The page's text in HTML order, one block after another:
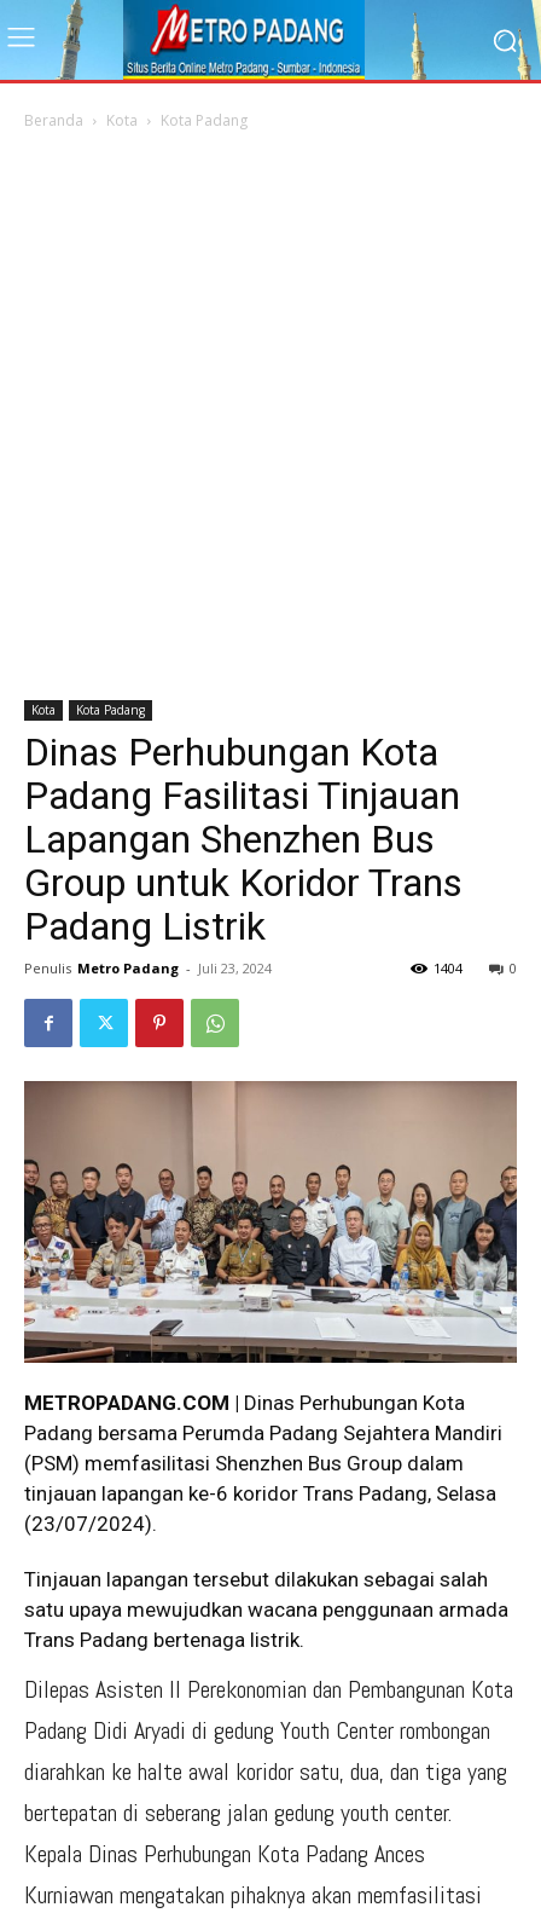
Beranda Kota Kota Padang
Kota Kota Padang
Dinas Perhubungan Kota
Padang Fasilitasi Tinjauan
Lapangan Shenzhen Bus
Group untuk Koridor Trans
Padang Listrik
Penulis Metro Padang - Juli 23, 2024 0
1404
METROPADANG.COM | Dinas Perhubungan Kota
Padang bersama Perumda Padang Sejahtera Mandiri
(PSM) memfasilitasi Shenzhen Bus Group dalam
tinjauan lapangan ke-6 koridor Trans Padang, Selasa
(23/07/2024).
Tinjauan lapangan tersebut dilakukan sebagai salah
satu upaya mewujudkan wacana penggunaan armada
Trans Padang bertenaga listrik.
Dilepas Asisten II Perekonomian dan Pembangunan Kota
Padang Didi Aryadi di gedung Youth Center rombongan
diarahkan ke halte awal koridor satu, dua, dan tiga yang
bertepatan di seberang jalan gedung youth center.
Kepala Dinas Perhubungan Kota Padang Ances
Kurniawan mengatakan pihaknya akan memfasilitasi